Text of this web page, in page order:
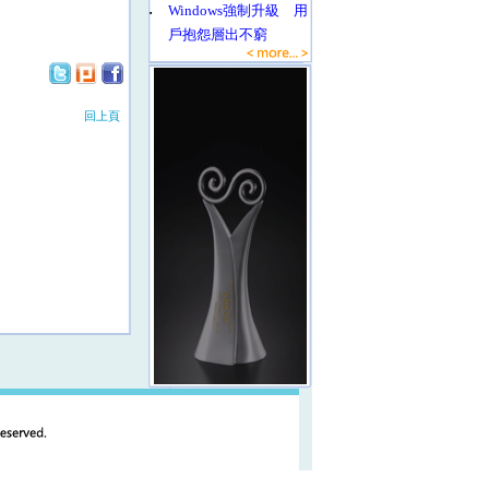
回上頁
‧
Windows強制升級 用
戶抱怨層出不窮